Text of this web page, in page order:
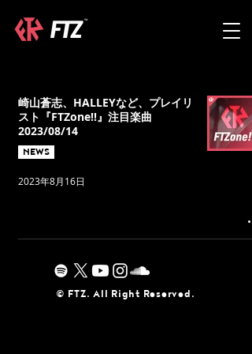
崎山蒼志、HALLEYなど、プレイリ
スト『FTZone!!』注目楽曲
2023/08/14
NEWS
2023年8月16日
©︎ FTZ. All Right Reserved.